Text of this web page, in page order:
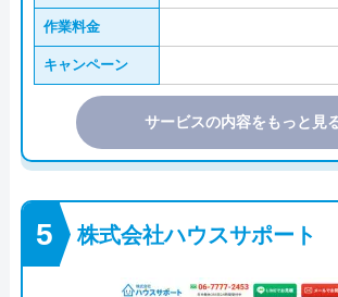
作業料金
キャンペーン
サービスの内容をもっと見
株式会社ハウスサポート